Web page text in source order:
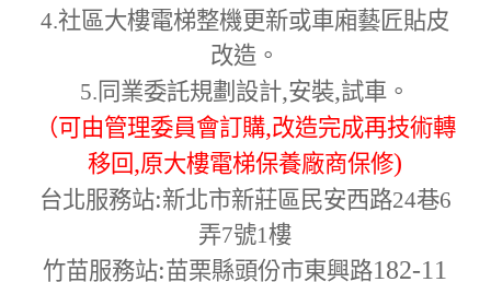
4.社區大樓電梯整機更新或車廂藝匠貼皮
改造。
5. 同業委託規劃設計,安裝,試車。
（可由管理委員會訂購,改造完成再技術轉
移回,原大樓電梯保養廠商保修)
台北服務站:新北市新莊區民安西路24巷6
弄7號1樓
竹苗服務站:苗栗縣頭份市東興路182-11